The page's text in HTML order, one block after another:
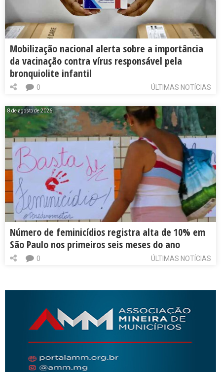
Mobilização nacional alerta sobre a importância
da vacinação contra vírus responsável pela
bronquiolite infantil
ÚLTIMAS NOTÍCIAS
0
8 de agosto de 2026
Número de feminicídios registra alta de 10% em
São Paulo nos primeiros seis meses do ano
ÚLTIMAS NOTÍCIAS
0